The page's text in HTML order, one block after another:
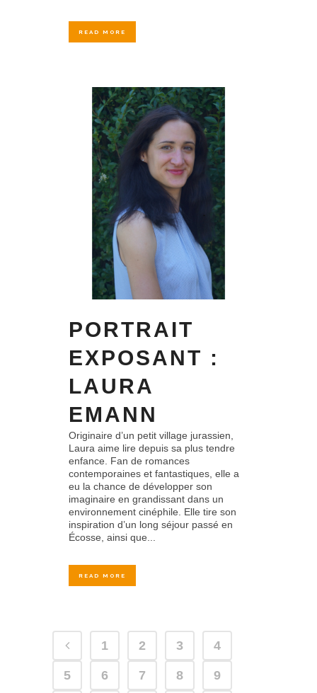
READ MORE
PORTRAIT
EXPOSANT :
LAURA
EMANN
Originaire d’un petit village jurassien,
Laura aime lire depuis sa plus tendre
enfance. Fan de romances
contemporaines et fantastiques, elle a
eu la chance de développer son
imaginaire en grandissant dans un
environnement cinéphile. Elle tire son
inspiration d’un long séjour passé en
Écosse, ainsi que...
READ MORE
1 2 3 4
5 6 7 8 9